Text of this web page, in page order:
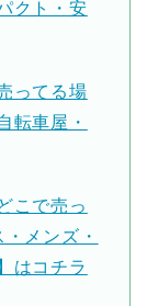
クト・安
ってる場
転車屋・
こで売っ
メンズ・
はコチラ